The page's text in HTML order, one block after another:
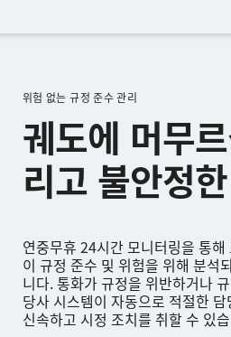
위험 없는 규정 준수 관리
궤도에 머무
리고 불안정
연중무휴 24시간 모니터링을 통
이 규정 준수 및 위험을 위해 분석
니다. 통화가 규정을 위반하거나
당사 시스템이 자동으로 적절한
신속하고 시정 조치를 취할 수 있